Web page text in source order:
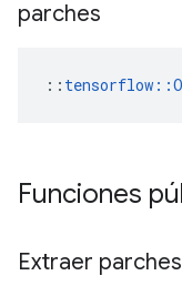
parches
::
Funciones
Extraer